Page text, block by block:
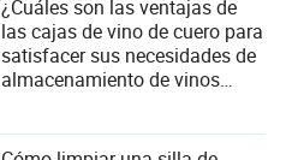
¿Cuáles son las ventajas de
las cajas de vino de cuero para
satisfacer sus necesidades de
almacenamiento de vinos